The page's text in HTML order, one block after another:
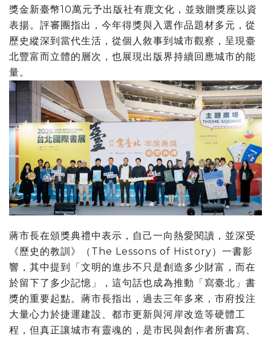
獎金新臺幣10萬元予出版社有鹿文化，並致贈獎座以資
表揚。評審團指出，今年得獎與入選作品題材多元，從
歷史縱深到當代生活，從個人敘事到城市觀察，呈現臺
北豐富而立體的層次，也展現出版界持續回應城市的能
量。
蔣市長在頒獎典禮中表示，自己一向熱愛閱讀，並深受
《歷史的教訓》（The Lessons of History）一書影
響，其中提到「文明的進步不只是創造多少財富，而在
於留下了多少記憶」，這句話也成為推動「寫臺北」書
獎的重要起點。蔣市長指出，過去三年多來，市府投注
大量心力於捷運建設、都市更新與河岸改造等硬體工
程，但真正讓城市有靈魂的，是市民與創作者所書寫、